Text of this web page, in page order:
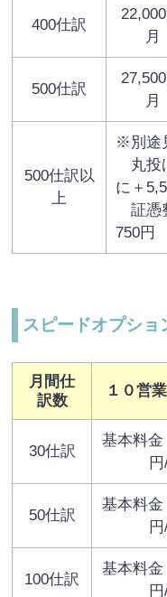
400仕訳
月
500仕訳
月
500仕訳以
上
※別途
丸投
に＋
証憑
750円
スピードオプショ
月間仕
訳数
１０営
30仕訳
基本料
円
50仕訳
基本料
円
100仕訳
基本料
円